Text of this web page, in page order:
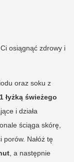
osiągnąć zdrowy i
oraz soku z
1 łyżką świeżego
i działa
ściąga skórę,
Nałóż tę
, a następnie